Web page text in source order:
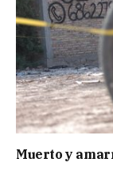
Muerto y